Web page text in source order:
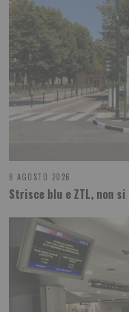
9 AGOSTO 2026
Strisce blu e ZTL, non